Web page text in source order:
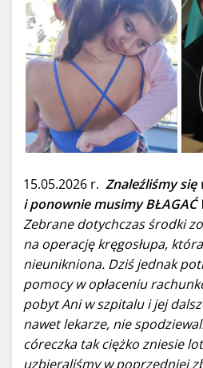
15.05.2026 r. Znaleźliśmy się
i ponownie musimy BŁAGAĆ
Zebrane dotychczas środki
na operację kręgosłupa,
nieunikniona. Dziś jednak
pomocy w opłaceniu
pobyt Ani w szpitalu i jej
nawet lekarze, nie
córeczka tak ciężko zniesie
uzbieraliśmy w poprzedniej